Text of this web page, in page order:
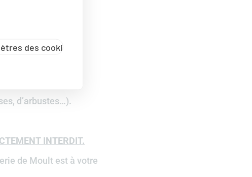
d’arbustes…).
INTERDIT.
de Moult est à votre
des cookies